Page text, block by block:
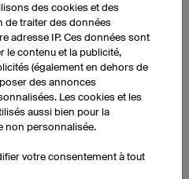
Style
des cookies et des
de traiter des données
adresse IP. Ces données sont
le contenu et la publicité,
(également en dehors de
des annonces
Les cookies et les
aussi bien pour la
non personnalisée.
votre consentement à tout